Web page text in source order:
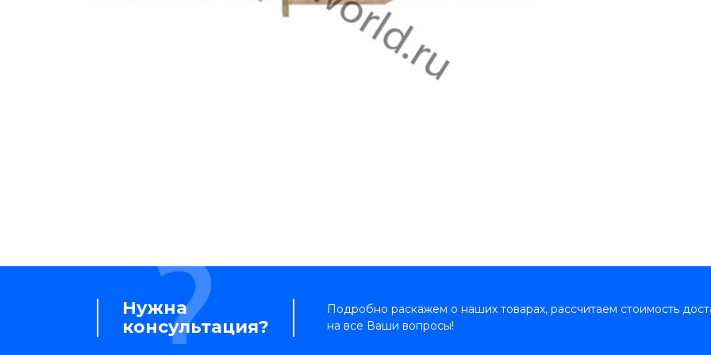
Нужна
консультация?
Подробно раскажем о наших товарах, рассчитаем стоимость
на все Ваши вопросы!